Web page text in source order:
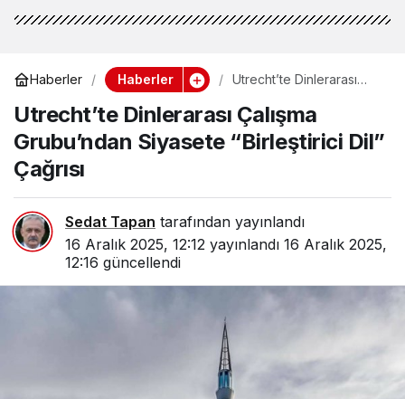
Haberler Haberler
Utrecht’te Dinlerarası
Siyasete “Birleştirici Dil”
Çağrısı
Utrecht’te Dinlerarası Çalışma
Grubu’ndan Siyasete “Birleştirici Dil”
Çağrısı
Sedat Tapan tarafından yayınlandı
16 Aralık 2025, 12:12 yayınlandı 16 Aralık 2025,
12:16 güncellendi